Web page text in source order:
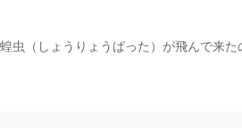
虫（しょうりょうばった）が飛んで来